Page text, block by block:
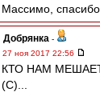
Массимо,
Добрянка -
27 ноя 2017 22:56
КТО НАМ
(С)...